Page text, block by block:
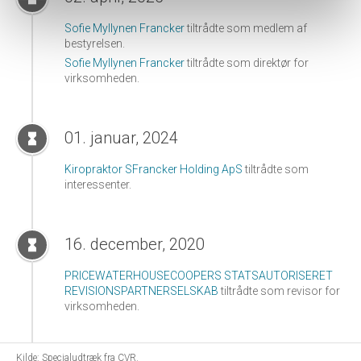
Sofie Myllynen Franckertiltrådte som medlem af
bestyrelsen.
Sofie Myllynen Franckertiltrådte som direktør for
virksomheden.
hourglass_full 01. januar, 2024
Kiropraktor SFrancker Holding ApStiltrådte som
interessenter.
hourglass_full 16. december, 2020
PRICEWATERHOUSECOOPERS STATSAUTORISERET
REVISIONSPARTNERSELSKABtiltrådte som revisor for
virksomheden.
Kilde: Specialudtræk fra CVR.